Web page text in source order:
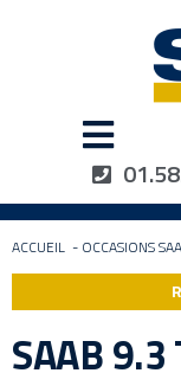
ACCUEIL - OCCASIONS
SAAB